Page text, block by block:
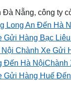
Nẵng, công ty
Long An Đến Hà
Gửi Hàng Bạc
Chành Xe Gửi
Đến Hà NộiChành
Gửi Hàng Huế